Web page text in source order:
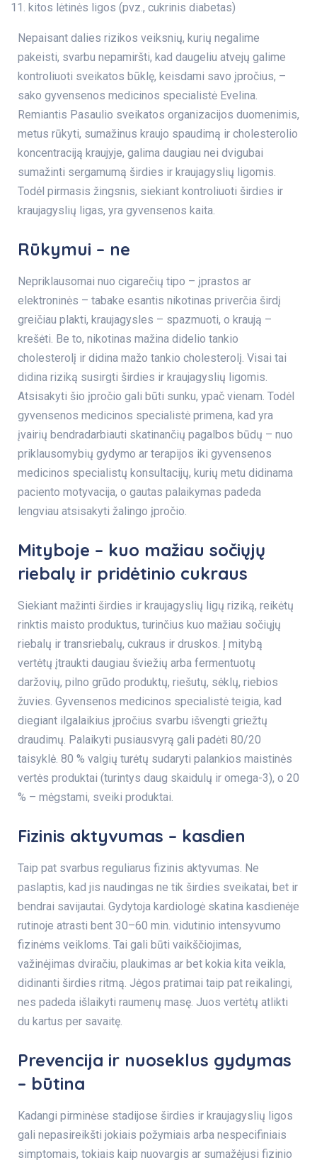
kitos lėtinės ligos (pvz., cukrinis diabetas)
Nepaisant dalies rizikos veiksnių, kurių negalime
pakeisti, svarbu nepamiršti, kad daugeliu atvejų galime
kontroliuoti sveikatos būklę, keisdami savo įpročius, –
sako gyvensenos medicinos specialistė Evelina.
Remiantis Pasaulio sveikatos organizacijos duomenimis,
metus rūkyti, sumažinus kraujo spaudimą ir cholesterolio
koncentraciją kraujyje, galima daugiau nei dvigubai
sumažinti sergamumą širdies ir kraujagyslių ligomis.
Todėl pirmasis žingsnis, siekiant kontroliuoti širdies ir
kraujagyslių ligas, yra gyvensenos kaita.
Rūkymui – ne
Nepriklausomai nuo cigarečių tipo – įprastos ar
elektroninės – tabake esantis nikotinas priverčia širdį
greičiau plakti, kraujagysles – spazmuoti, o kraują –
krešėti. Be to, nikotinas mažina didelio tankio
cholesterolį ir didina mažo tankio cholesterolį. Visai tai
didina riziką susirgti širdies ir kraujagyslių ligomis.
Atsisakyti šio įpročio gali būti sunku, ypač vienam. Todėl
gyvensenos medicinos specialistė primena, kad yra
įvairių bendradarbiauti skatinančių pagalbos būdų – nuo
priklausomybių gydymo ar terapijos iki gyvensenos
medicinos specialistų konsultacijų, kurių metu didinama
paciento motyvacija, o gautas palaikymas padeda
lengviau atsisakyti žalingo įpročio.
Mityboje – kuo mažiau sočiųjų
riebalų ir pridėtinio cukraus
Siekiant mažinti širdies ir kraujagyslių ligų riziką, reikėtų
rinktis maisto produktus, turinčius kuo mažiau sočiųjų
riebalų ir transriebalų, cukraus ir druskos. Į mitybą
vertėtų įtraukti daugiau šviežių arba fermentuotų
daržovių, pilno grūdo produktų, riešutų, sėklų, riebios
žuvies. Gyvensenos medicinos specialistė teigia, kad
diegiant ilgalaikius įpročius svarbu išvengti griežtų
draudimų. Palaikyti pusiausvyrą gali padėti 80/20
taisyklė. 80 % valgių turėtų sudaryti palankios maistinės
vertės produktai (turintys daug skaidulų ir omega-3), o 20
% – mėgstami, sveiki produktai.
Fizinis aktyvumas – kasdien
Taip pat svarbus reguliarus fizinis aktyvumas. Ne
paslaptis, kad jis naudingas ne tik širdies sveikatai, bet ir
bendrai savijautai. Gydytoja kardiologė skatina kasdienėje
rutinoje atrasti bent 30–60 min. vidutinio intensyvumo
fizinėms veikloms. Tai gali būti vaikščiojimas,
važinėjimas dviračiu, plaukimas ar bet kokia kita veikla,
didinanti širdies ritmą. Jėgos pratimai taip pat reikalingi,
nes padeda išlaikyti raumenų masę. Juos vertėtų atlikti
du kartus per savaitę.
Prevencija ir nuoseklus gydymas
– būtina
Kadangi pirminėse stadijose širdies ir kraujagyslių ligos
gali nepasireikšti jokiais požymiais arba nespecifiniais
simptomais, tokiais kaip nuovargis ar sumažėjusi fizinio